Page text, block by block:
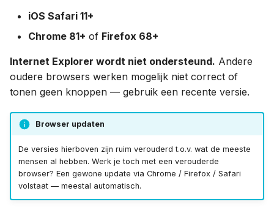
iOS Safari 11+
Chrome 81+ of Firefox 68+
Internet Explorer wordt niet ondersteund. Andere
oudere browsers werken mogelijk niet correct of
tonen geen knoppen — gebruik een recente versie.
Browser updaten
De versies hierboven zijn ruim verouderd t.o.v. wat de meeste
mensen al hebben. Werk je toch met een verouderde
browser? Een gewone update via Chrome / Firefox / Safari
volstaat — meestal automatisch.